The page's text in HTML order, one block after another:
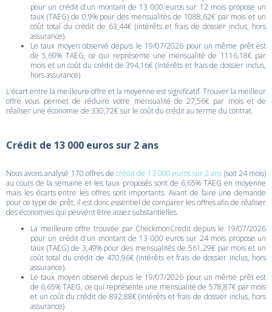
pour un crédit d'un montant de 13 000 euros sur 12 mois propose un
taux (TAEG) de 0,9% pour des mensualités de 1088,62€ par mois et un
coût total du crédit de 63,44€ (intérêts et frais de dossier inclus, hors
assurance).
Le taux moyen observé depuis le 19/07/2026 pour un même prêt est
de 5,69% TAEG, ce qui représente une mensualité de 1116,18€ par
mois et un coût du crédit de 394,16€ (intérêts et frais de dossier inclus,
hors assurance)
L'écart entre la meilleure offre et la moyenne est significatif. Trouver la meilleur
offre vous permet de réduire votre mensualité de 27,56€ par mois et de
réaliser une économie de 330,72€ sur le coût du crédit au terme du contrat.
Crédit de 13 000 euros sur 2 ans
Nous avons analysé 170 offres decrédit de 13 000 euros sur 2 ans (soit 24 mois)
au cours de la semaine et les taux proposés sont de 6,65% TAEG en moyenne
mais les écarts entre les offres sont importants. Avant de faire une demande
pour ce type de prêt, il est donc essentiel de comparer les offres afin de réaliser
des économies qui peuvent être assez substantielles.
La meilleure offre trouvée par CheckmonCredit depuis le 19/07/2026
pour un crédit d'un montant de 13 000 euros sur 24 mois propose un
taux (TAEG) de 3,49% pour des mensualités de 561,29€ par mois et un
coût total du crédit de 470,96€ (intérêts et frais de dossier inclus, hors
assurance).
Le taux moyen observé depuis le 19/07/2026 pour un même prêt est
de 6,65% TAEG, ce qui représente une mensualité de 578,87€ par mois
et un coût du crédit de 892,88€ (intérêts et frais de dossier inclus, hors
assurance)